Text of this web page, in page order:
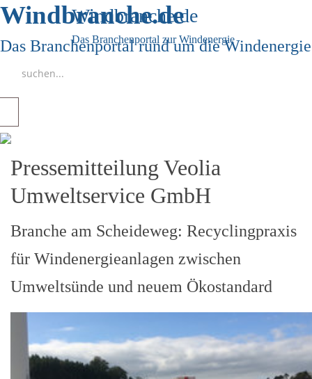
Windbranche.de
Das Branchenportal rund um die Windenergie
Windbranche.de
Das Branchenportal zur Windenergie
Pressemitteilung Veolia
Umweltservice GmbH
Branche am Scheideweg: Recyclingpraxis
für Windenergieanlagen zwischen
Umweltsünde und neuem Ökostandard